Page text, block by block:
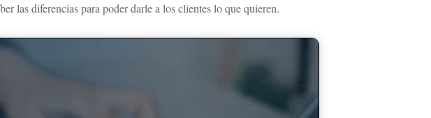
las diferencias para poder darle a los clientes lo que quieren.